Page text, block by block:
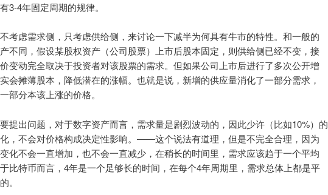
3-4年固定周期的规律。
考虑需求侧，只考虑供给侧，来讨论一下减半为何具有牛市的特性。和一般的
不同，假设某股权资产（公司股票）上市后股本固定，则供给侧已经不变，接
变动完全取决于投资者对该股票的需求。但如果公司上市后进行了多次公开增
会摊薄股本，降低潜在的涨幅。也就是说，新增的供应量消化了一部分需求，
部分本该上涨的价格。
提出问题，对于数字资产而言，需求量是剧烈波动的，因此少许（比如10%）的
，不会对价格构成决定性影响。——这个说法有道理，但是不完全合理，因为
化不会一直增加，也不会一直减少，在稍长的时间里，需求应该趋于一个平均
比特币而言，4年是一个足够长的时间，在每个4年周期里，需求总体上都是平
。